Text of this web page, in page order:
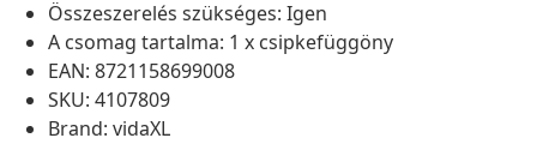
Összeszerelés szükséges: Igen
A csomag tartalma: 1 x csipkefüggöny
EAN: 8721158699008
SKU: 4107809
Brand: vidaXL